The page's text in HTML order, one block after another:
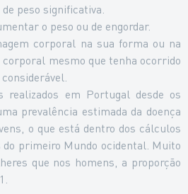
peso significativa.
o peso ou de engordar.
corporal na sua forma ou na
corporal mesmo que tenha ocorrido
realizados em Portugal desde os
prevalência estimada da doença
o que está dentro dos cálculos
primeiro Mundo ocidental. Muito
que nos homens, a proporção